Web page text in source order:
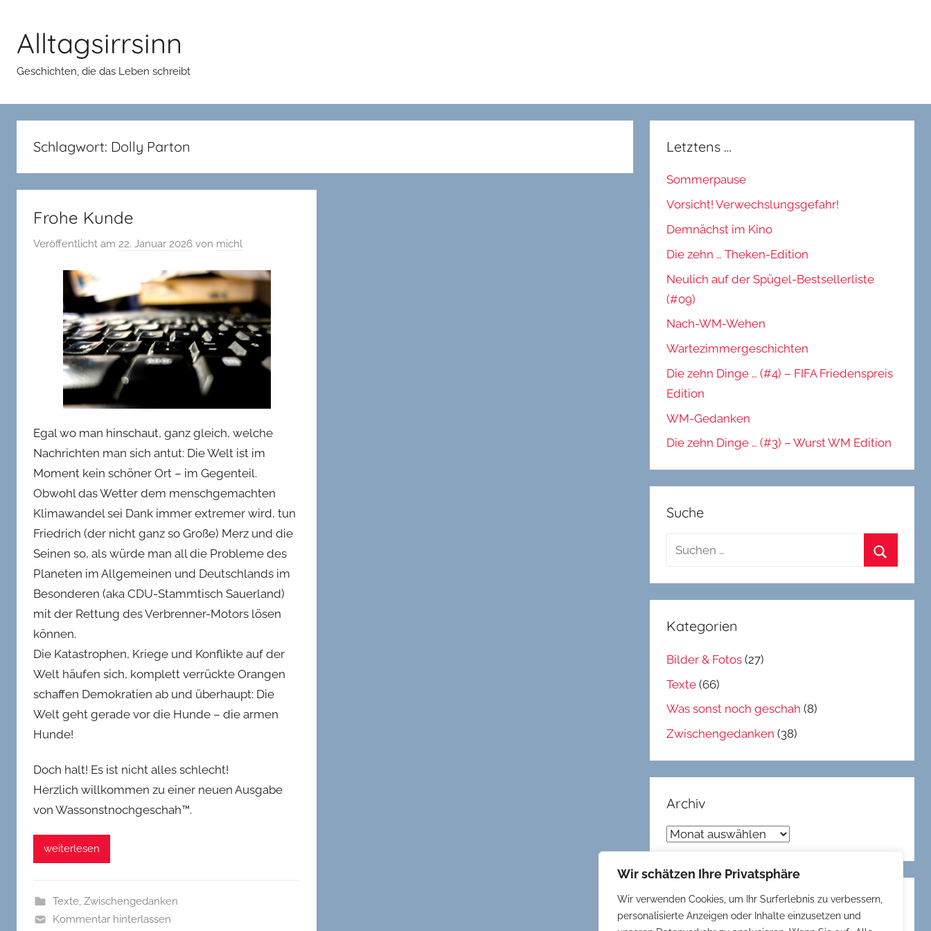
Wir schätzen Ihre Privatsphäre
Wir verwenden Cookies, um Ihr Surferlebnis zu verbessern,
personalisierte Anzeigen oder Inhalte einzusetzen und
springen
Alltagsirrsinn
Geschichten, die das Leben schreibt
Schlagwort: Dolly Parton
Frohe Kunde
Veröffentlicht am 22. Januar 2026 von michl
Egal wo man hinschaut, ganz gleich, welche
Nachrichten man sich antut: Die Welt ist im
Moment kein schöner Ort – im Gegenteil.
Obwohl das Wetter dem menschgemachten
Klimawandel sei Dank immer extremer wird, tun
Friedrich (der nicht ganz so Große) Merz und die
Seinen so, als würde man all die Probleme des
Planeten im Allgemeinen und Deutschlands im
Besonderen (aka CDU-Stammtisch Sauerland)
mit der Rettung des Verbrenner-Motors lösen
können.
Die Katastrophen, Kriege und Konflikte auf der
Welt häufen sich, komplett verrückte Orangen
schaffen Demokratien ab und überhaupt: Die
Welt geht gerade vor die Hunde – die armen
Hunde!
Doch halt! Es ist nicht alles schlecht!
Herzlich willkommen zu einer neuen Ausgabe
von Wassonstnochgeschah™.
weiterlesen
Texte, Zwischengedanken
Kommentar hinterlassen
Letztens …
Sommerpause
Vorsicht! Verwechslungsgefahr!
Demnächst im Kino
Die zehn … Theken-Edition
Neulich auf der Spügel-Bestsellerliste
(#09)
Nach-WM-Wehen
Wartezimmergeschichten
Die zehn Dinge … (#4) – FIFA Friedenspreis
Edition
WM-Gedanken
Die zehn Dinge … (#3) – Wurst WM Edition
Suche
Suchen
Kategorien
Bilder & Fotos (27)
Texte (66)
Was sonst noch geschah (8)
Zwischengedanken (38)
Archiv
Archiv
Gedöns